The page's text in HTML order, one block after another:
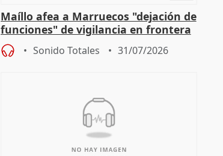
Maíllo afea a Marruecos "dejación de
funciones" de vigilancia en frontera
con Ceuta
Sonido Totales 31/07/2026